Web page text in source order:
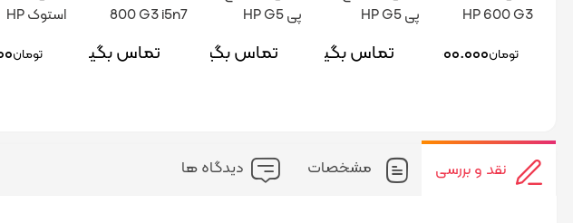
HP 600 G3
تومان۲۸.۵۰۰.۰۰۰
پی HP G5
تماس بگیرید
پی HP G5
تماس بگیرید
800 G3 i5n7
تماس بگیرید
استوک HP
تومان
نقد و بررسی مشخصات دیدگاه ها